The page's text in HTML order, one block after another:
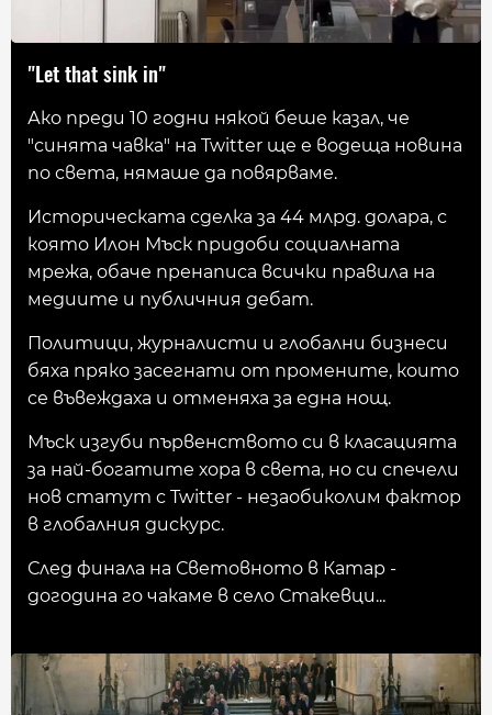
"Let that sink in"
Ако преди 10 годни някой беше казал, че
"синята чавка" на Twitter ще е водеща новина
по света, нямаше да повярваме.
Историческата сделка за 44 млрд. долара, с
която Илон Мъск придоби социалната
мрежа, обаче пренаписа всички правила на
медиите и публичния дебат.
Политици, журналисти и глобални бизнеси
бяха пряко засегнати от промените, които
се въвеждаха и отменяха за една нощ.
Мъск изгуби първенството си в класацията
за най-богатите хора в света, но си спечели
нов статут с Twitter - незаобиколим фактор
в глобалния дискурс.
След финала на Световното в Катар -
догодина го чакаме в село Стакевци...